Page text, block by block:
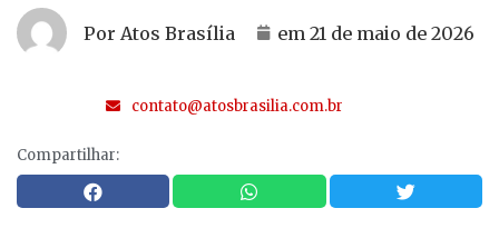
Por Atos Brasília em 21 de maio de 2026
contato@atosbrasilia.com.br
Compartilhar: